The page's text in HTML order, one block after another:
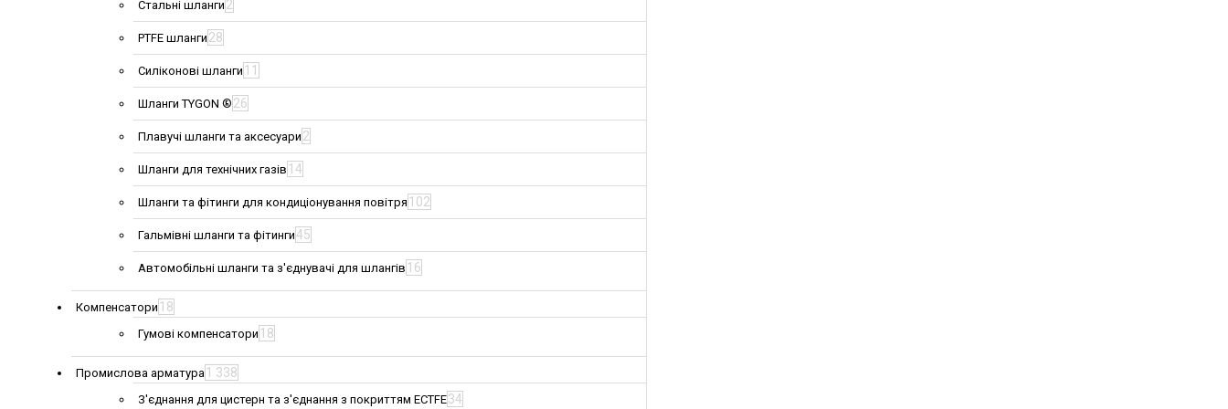
Стальні шланги 2
PTFE шланги 28
Силіконові шланги 11
Шланги TYGON ® 26
Плавучі шланги та аксесуари 2
Шланги для технічних газів 14
Шланги та фітинги для кондиціонування повітря 102
Гальмівні шланги та фітинги45
Автомобільні шланги та з'єднувачі для шлангів 16
Компенсатори 18
Гумові компенсатори 18
Промислова арматура 1 338
З'єднання для цистерн та з'єднання з покриттям ECTFE34